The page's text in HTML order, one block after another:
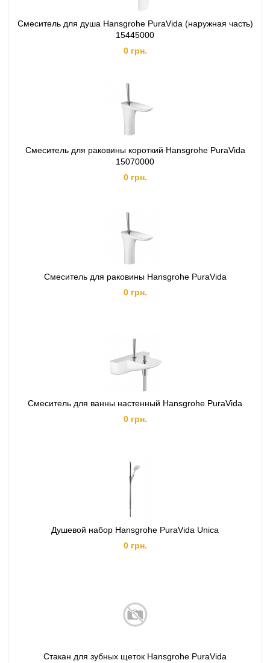
Смеситель для душа Hansgrohe PuraVida (наружная часть)
15445000
0 грн.
Смеситель для раковины короткий Hansgrohe PuraVida
15070000
0 грн.
Смеситель для раковины Hansgrohe PuraVida
0 грн.
Смеситель для ванны настенный Hansgrohe PuraVida
0 грн.
Душевой набор Hansgrohe PuraVida Unica
0 грн.
Стакан для зубных щеток Hansgrohe PuraVida